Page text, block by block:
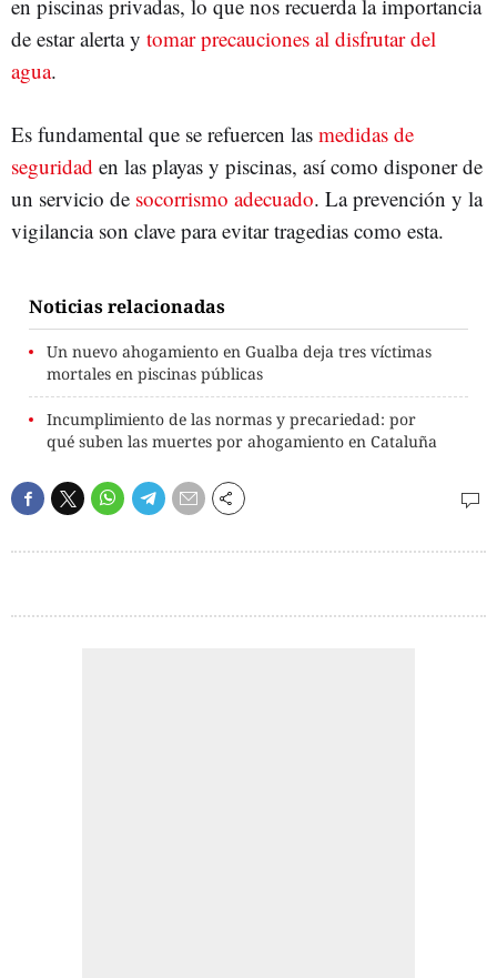
en piscinas privadas, lo que nos recuerda la importancia
de estar alerta y tomar precauciones al disfrutar del
agua.
Es fundamental que se refuercen las medidas de
seguridad en las playas y piscinas, así como disponer de
un servicio de socorrismo adecuado. La prevención y la
vigilancia son clave para evitar tragedias como esta.
Noticias relacionadas
Un nuevo ahogamiento en Gualba deja tres víctimas
mortales en piscinas públicas
Incumplimiento de las normas y precariedad: por
qué suben las muertes por ahogamiento en Cataluña